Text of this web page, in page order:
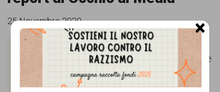
ordinario
razzismo
sito
informazione,
25 Novembre 2020
È stato
pubblicato poche
settimane fa
×